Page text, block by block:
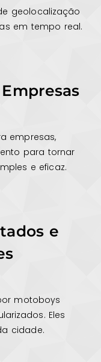
geolocalização
em tempo real.
empresas,
para tornar
e eficaz.
e
motoboys
Eles
cidade.